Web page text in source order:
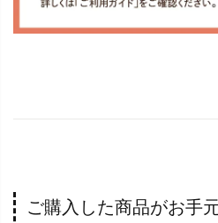
ご購入した商品がお手